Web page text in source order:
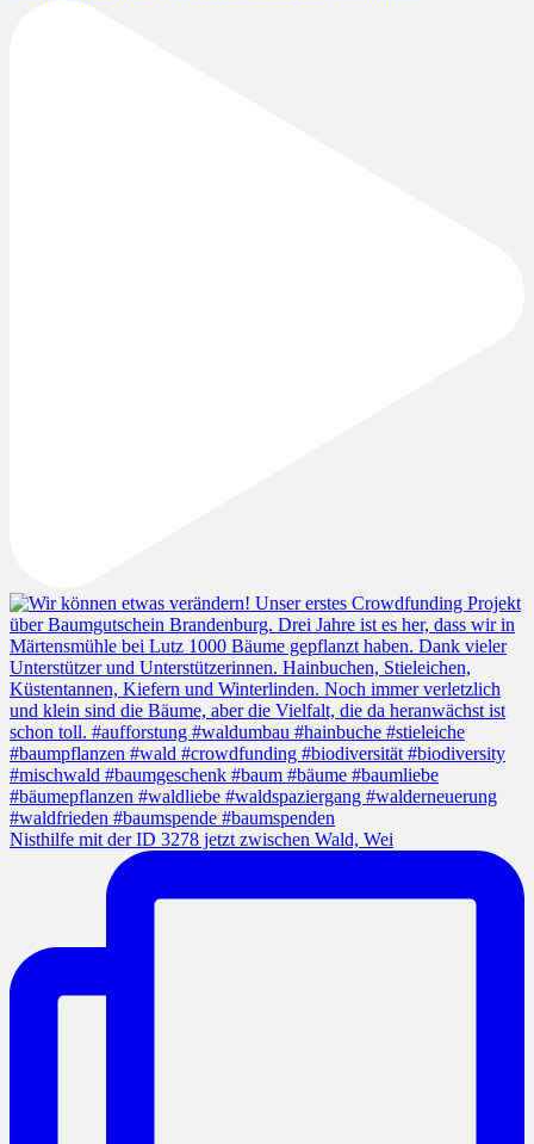
Nisthilfe mit der ID 3278 jetzt zwischen Wald, Wei